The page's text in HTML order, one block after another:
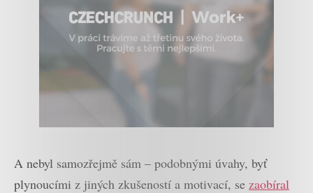
A nebyl samozřejmě sám – podobnými úvahy, byť
plynoucími z jiných zkušeností a motivací, se zaobíral